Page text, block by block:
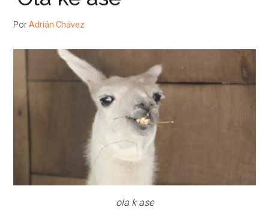
PorAdrián Chávez
ola k ase